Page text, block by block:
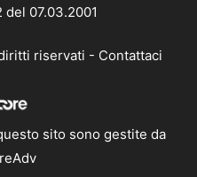
07.03.2001
riservati - Contattaci
sito sono gestite da